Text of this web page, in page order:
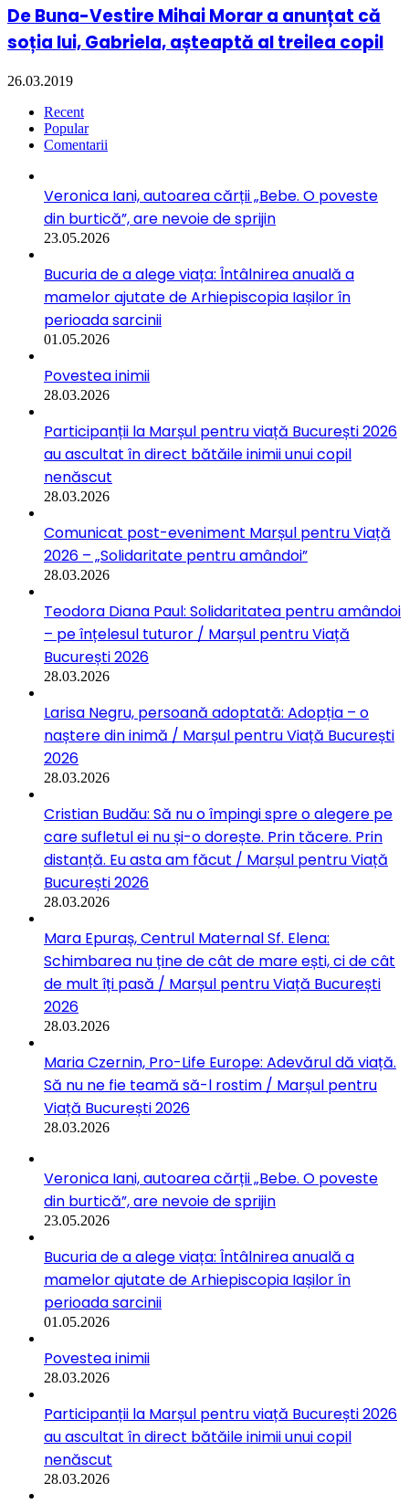
De Buna-Vestire Mihai Morar a anunțat că
soția lui, Gabriela, așteaptă al treilea copil
26.03.2019
Recent
Popular
Comentarii
Veronica Iani, autoarea cărții „Bebe. O poveste
din burtică”, are nevoie de sprijin
23.05.2026
Bucuria de a alege viața: Întâlnirea anuală a
mamelor ajutate de Arhiepiscopia Iașilor în
perioada sarcinii
01.05.2026
Povestea inimii
28.03.2026
Participanții la Marșul pentru viață București 2026
au ascultat în direct bătăile inimii unui copil
nenăscut
28.03.2026
Comunicat post-eveniment Marșul pentru Viață
2026 – „Solidaritate pentru amândoi”
28.03.2026
Teodora Diana Paul: Solidaritatea pentru amândoi
– pe înțelesul tuturor / Marșul pentru Viață
București 2026
28.03.2026
Larisa Negru, persoană adoptată: Adopția – o
naștere din inimă / Marșul pentru Viață București
2026
28.03.2026
Cristian Budău: Să nu o împingi spre o alegere pe
care sufletul ei nu și-o dorește. Prin tăcere. Prin
distanță. Eu asta am făcut / Marșul pentru Viață
București 2026
28.03.2026
Mara Epuraș, Centrul Maternal Sf. Elena:
Schimbarea nu ține de cât de mare ești, ci de cât
de mult îți pasă / Marșul pentru Viață București
2026
28.03.2026
Maria Czernin, Pro-Life Europe: Adevărul dă viață.
Să nu ne fie teamă să-l rostim / Marșul pentru
Viață București 2026
28.03.2026
Veronica Iani, autoarea cărții „Bebe. O poveste
din burtică”, are nevoie de sprijin
23.05.2026
Bucuria de a alege viața: Întâlnirea anuală a
mamelor ajutate de Arhiepiscopia Iașilor în
perioada sarcinii
01.05.2026
Povestea inimii
28.03.2026
Participanții la Marșul pentru viață București 2026
au ascultat în direct bătăile inimii unui copil
nenăscut
28.03.2026